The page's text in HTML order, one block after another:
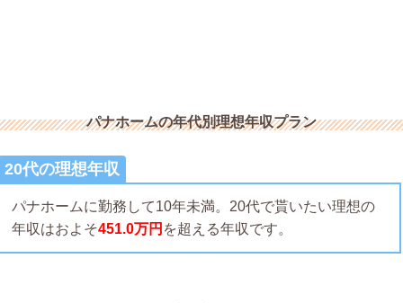
パナホームの年代別理想年収プラン
20代の理想年収
パナホームに勤務して10年未満。20代で貰いたい理想の
年収はおよそ451.0万円 を超える年収です。